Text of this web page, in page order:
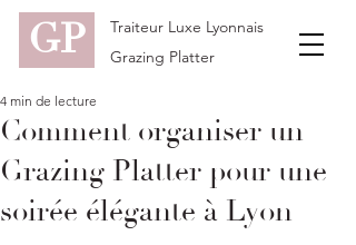
GP
Traiteur Luxe Lyonnais
Grazing Platter
Comment organiser un
Grazing Platter pour une
soirée élégante à Lyon
4 min de lecture